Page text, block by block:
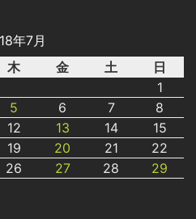
年7月
木 金 土
日
1
5 6 7
8
12 13 14
15
19 20 21
22
26 27 28
29